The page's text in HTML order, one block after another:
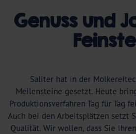
Genuss und
Saliter hat in der
Meilensteine gesetzt. Heute
Produktionsverfahren Tag für Tag
Auch bei den Arbeitsplätzen setzt
Qualität. Wir wollen, dass Sie